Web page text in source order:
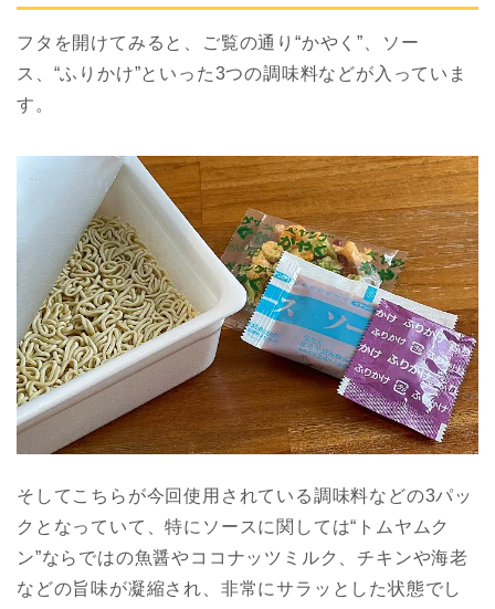
フタを開けてみると、ご覧の通り“かやく”、ソー
ス、“ふりかけ”といった3つの調味料などが入っていま
す。
そしてこちらが今回使用されている調味料などの3パッ
クとなっていて、特にソースに関しては“トムヤムク
ン”ならではの魚醤やココナッツミルク、チキンや海老
などの旨味が凝縮され、非常にサラッとした状態でし